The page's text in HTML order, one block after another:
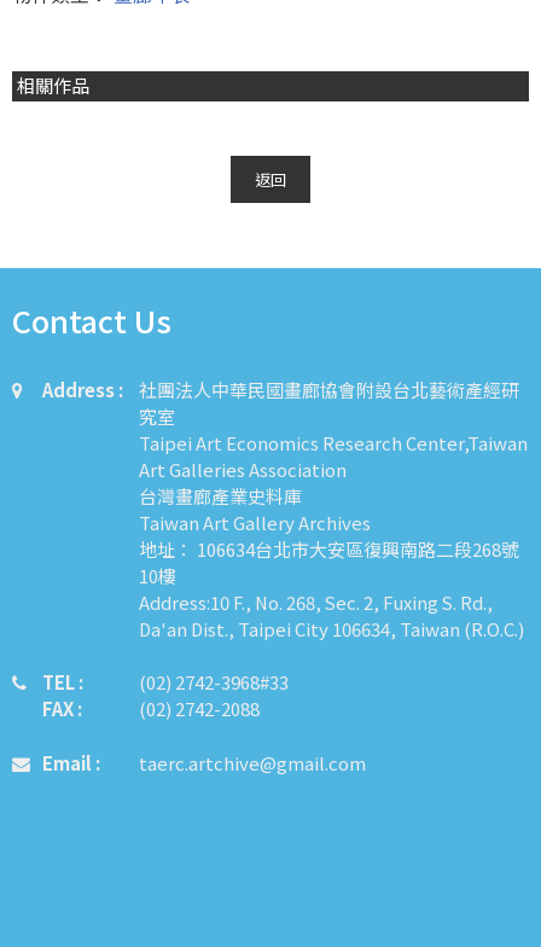
相關作品
返回
Contact Us
Address :
社團法人中華民國畫廊協會附設台北藝術產經研
究室
Taipei Art Economics Research Center,Taiwan
Art Galleries Association
台灣畫廊產業史料庫
Taiwan Art Gallery Archives
地址： 106634台北市大安區復興南路二段268號
10樓
Address:10 F., No. 268, Sec. 2, Fuxing S. Rd.,
Da'an Dist., Taipei City 106634, Taiwan (R.O.C.)
TEL :
FAX :
​​​​(02) 2742-3968#33
(02) 2742-2088
Email : taerc.artchive@gmail.com